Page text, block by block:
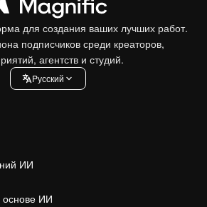
для создания ваших лучших работ.
подписчиков среди креаторов,
агентств и студий.
Pусский
ИИ
основе ИИ